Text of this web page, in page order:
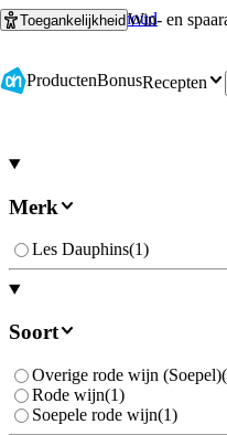
Ga naar hoofdinhoud
Ga naar zoeken
ToegankelijkheidWin- en
ProductenBonusRecepten
Merk
Les Dauphins(1)
Soort
Overige rode wijn (Soepel)(
Rode wijn(1)
Soepele rode wijn(1)